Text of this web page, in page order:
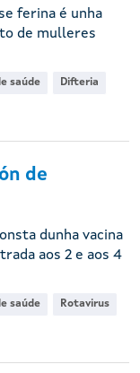
ferina é unha
de mulleres
saúde Difteria
de
dunha vacina
aos 2 e aos 4
saúde Rotavirus